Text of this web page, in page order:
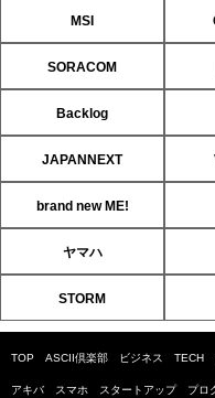
MSI
SORACOM
Backlog
JAPANNEXT
brand new ME!
ヤマハ
STORM
TOP ASCII倶楽部 ビジネス TECH
アキバ スマホ スタートアップ プロ